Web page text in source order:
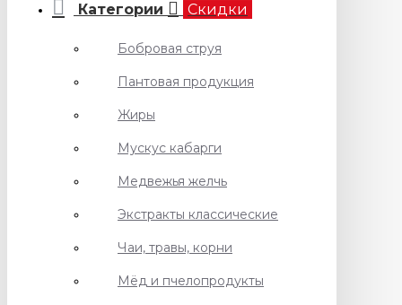
Категории Скидки
Бобровая струя
Пантовая продукция
Жиры
Мускус кабарги
Медвежья желчь
Экстракты классические
Чаи, травы, корни
Мёд и пчелопродукты